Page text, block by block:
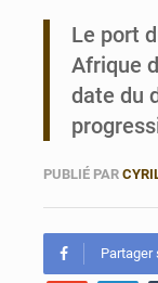
Le port
Afrique
date du
PUBLIÉ PAR
Partager